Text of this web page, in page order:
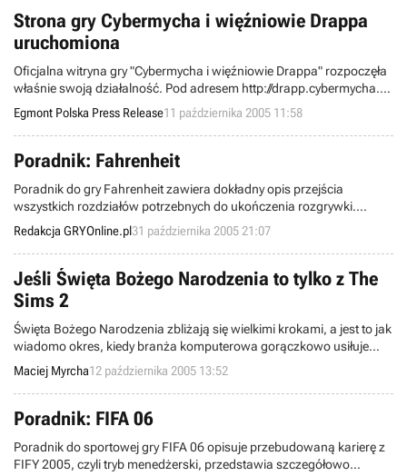
Strona gry Cybermycha i więźniowie Drappa
uruchomiona
Oficjalna witryna gry "Cybermycha i więźniowie Drappa" rozpoczęła
właśnie swoją działalność. Pod adresem http://drapp.cybermycha.pl
znajdziecie najświeższe informacje o tej produkcji, galerię zdjęć oraz
dokładny opis przejścia.
Egmont Polska Press Release11 października 2005 11:58
Poradnik: Fahrenheit
Poradnik do gry Fahrenheit zawiera dokładny opis przejścia
wszystkich rozdziałów potrzebnych do ukończenia rozgrywki.
Przedstawiono najlepszą drogę postępowania, najciekawszą,
przynoszącą najlepsze korzyści dla bohatera lub po prostu frajdę dla
oka.
Redakcja GRYOnline.pl31 października 2005 21:07
Jeśli Święta Bożego Narodzenia to tylko z The
Sims 2
Święta Bożego Narodzenia zbliżają się wielkimi krokami, a jest to jak
wiadomo okres, kiedy branża komputerowa gorączkowo usiłuje
wyciągnąć od graczy jak największe ilości pieniędzy, oferując w
zamian zarówno dobre, jak i te ciut gorsze tytuły. Z pewnością nie
zawiodą się fani The Sims 2, dla których firma Electronic Arts
przygotowuje prezent pod choinkę - The Sims 2 Holiday Edition.
Maciej Myrcha12 października 2005 13:52
Poradnik: FIFA 06
Poradnik do sportowej gry FIFA 06 opisuje przebudowaną karierę z
FIFY 2005, czyli tryb menedżerski, przedstawia szczegółowo